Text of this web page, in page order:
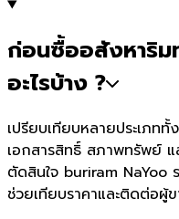
ก่อนซื้ออสังหาริ
อะไรบ้าง ?
เปรียบเทียบหลายประเภท
เอกสารสิทธิ์ สภาพทรัพย์ แ
ตัดสินใจ buriram NaYoo
ช่วยเทียบราคาและติดต่อผู้